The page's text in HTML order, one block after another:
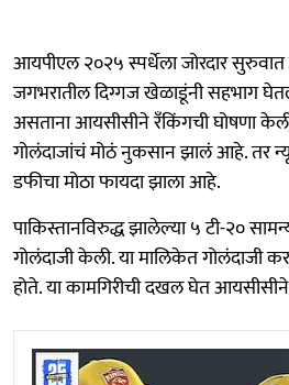
आयपीएल २०२५ स्पर्धेला जोरदार
जगभरातील दिग्गज खेळाडूंनी सहभाग
असताना आयसीसीने रँकिंगची घोषणा
गोलंदाजांचं मोठं नुकसान झालं आहे. तर
डफीचा मोठा फायदा झाला आहे.
पाकिस्तानविरुद्ध झालेल्या ५ टी-२०
गोलंदाजी केली. या मालिकेत गोलंदाजी
होते. या कामगिरीची दखल घेत